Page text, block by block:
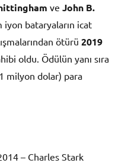
ve John B.
bataryaların icat
ötürü 2019
oldu. Ödülün yanı sıra
milyon dolar) para
– Charles Stark